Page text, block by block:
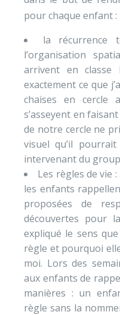
pour chaque enfant :
la récurrence
l’organisation
arrivent en
exactement ce que
chaises en cercle
s’asseyent en
de notre cercle ne
visuel qu’il
intervenant du
Les règles de vie
les enfants
proposées de
découvertes pour
expliqué le sens
règle et pourquoi
moi. Lors des
aux enfants de
manières : un
règle sans la